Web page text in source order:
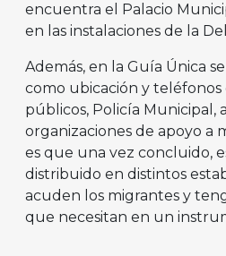
encuentra el Palacio
en las instalaciones de la
Además, en la Guía Única
como ubicación y teléfonos
públicos, Policía Municipal,
organizaciones de apoyo a
es que una vez concluido,
distribuido en distintos
acuden los migrantes y
que necesitan en un